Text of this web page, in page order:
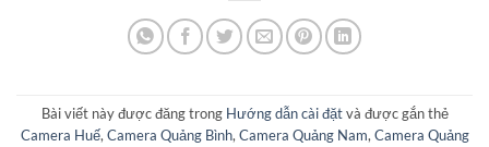
Bài viết này được đăng trong Hướng dẫn cài đặtvà được gắn thẻ
Camera Huế,Camera Quảng Bình,Camera Quảng Nam,Camera Quảng